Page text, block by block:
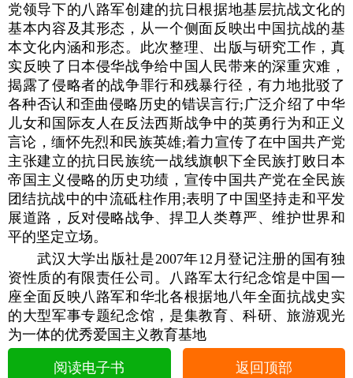
党领导下的八路军创建的抗日根据地基层抗战文化的
基本内容及其形态，从一个侧面反映出中国抗战的基
本文化内涵和形态。此次整理、出版与研究工作，真
实反映了日本侵华战争给中国人民带来的深重灾难，
揭露了侵略者的战争罪行和残暴行径，有力地批驳了
各种否认和歪曲侵略历史的错误言行;广泛介绍了中华
儿女和国际友人在反法西斯战争中的英勇行为和正义
言论，缅怀先烈和民族英雄;着力宣传了在中国共产党
主张建立的抗日民族统一战线旗帜下全民族打败日本
帝国主义侵略的历史功绩，宣传中国共产党在全民族
团结抗战中的中流砥柱作用;表明了中国坚持走和平发
展道路，反对侵略战争、捍卫人类尊严、维护世界和
平的坚定立场。
武汉大学出版社是2007年12月登记注册的国有独
资性质的有限责任公司。八路军太行纪念馆是中国一
座全面反映八路军和华北各根据地八年全面抗战史实
的大型军事专题纪念馆，是集教育、科研、旅游观光
为一体的优秀爱国主义教育基地
阅读电子书 返回顶部